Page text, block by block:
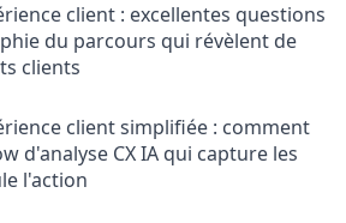
client : excellentes questions
du parcours qui révèlent de
clients
client simplifiée : comment
d'analyse CX IA qui capture les
l'action